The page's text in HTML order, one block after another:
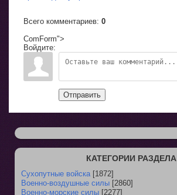
Всего комментариев: 0
ComForm">
Войдите:
Отправить
КАТЕГОРИИ РАЗДЕЛА
Сухопутные войска [1872]
Военно-воздушные силы [2860]
Военно-морские силы [2277]